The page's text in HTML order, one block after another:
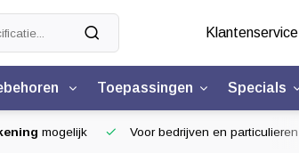
Klantenservice
Toepassingen Specials
mogelijk Voor bedrijven en particulieren